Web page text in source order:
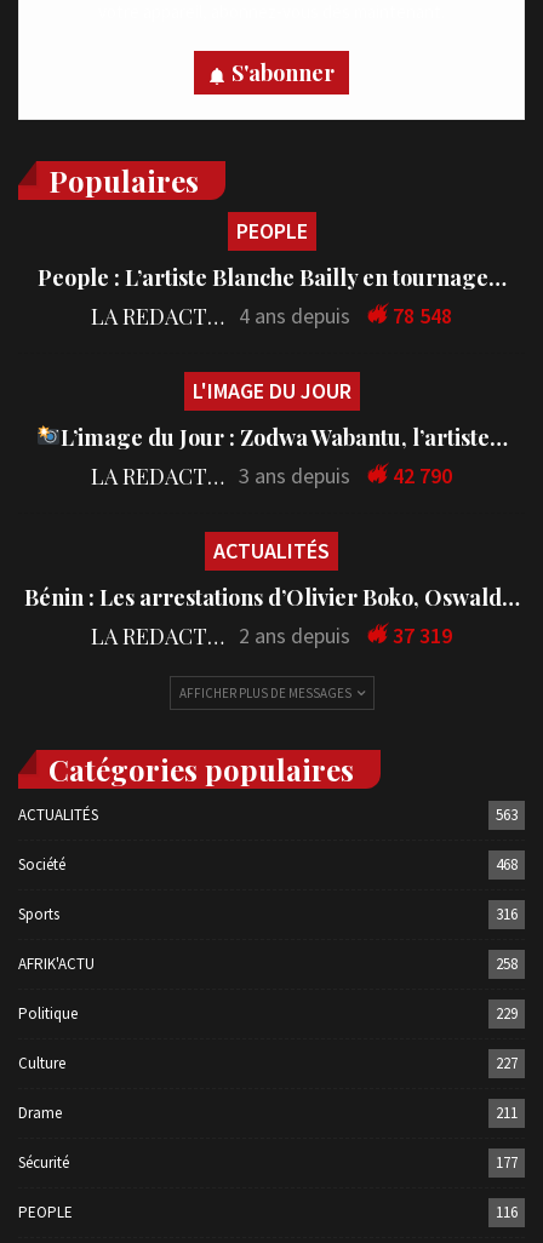
S'abonner
Populaires
PEOPLE
People : L’artiste Blanche Bailly en tournage…
LA REDACTION 4 ans depuis 78 548
L'IMAGE DU JOUR
L’image du Jour : Zodwa Wabantu, l’artiste…
LA REDACTION 3 ans depuis 42 790
ACTUALITÉS
Bénin : Les arrestations d’Olivier Boko, Oswald…
LA REDACTION 2 ans depuis 37 319
AFFICHER PLUS DE MESSAGES
Catégories populaires
ACTUALITÉS 563
Société 468
Sports 316
AFRIK'ACTU 258
Politique 229
Culture 227
Drame 211
Sécurité 177
PEOPLE 116